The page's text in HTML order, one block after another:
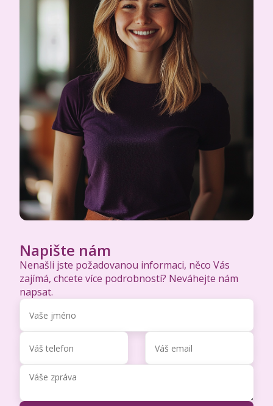
Napište nám
Nenašli jste požadovanou informaci, něco Vás
zajímá, chcete více podrobností? Neváhejte nám
napsat.